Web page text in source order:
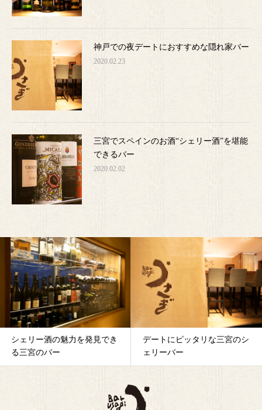
神戸での夜デートにおすすめな隠れ家バー
2020.02.23
三宮でスペインのお酒“シェリー酒”を堪能
できるバー
2020.02.02
シェリー酒の魅力を発見でき
る三宮のバー
デートにピッタリな三宮のシ
ェリーバー